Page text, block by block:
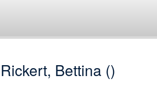
Rickert, Bettina ()